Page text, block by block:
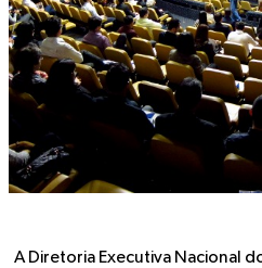
A Diretoria Executiva Nacional